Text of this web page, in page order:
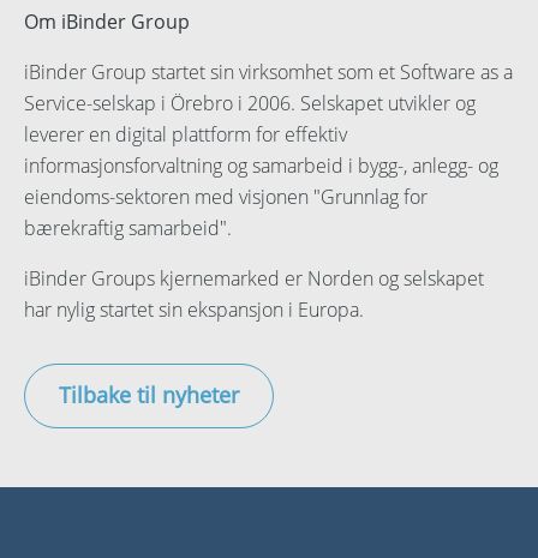
Om iBinder Group
iBinder Group startet sin virksomhet som et Software as a
Service-selskap i Örebro i 2006. Selskapet utvikler og
leverer en digital plattform for effektiv
informasjonsforvaltning og samarbeid i bygg-, anlegg- og
eiendoms-sektoren med visjonen "Grunnlag for
bærekraftig samarbeid".
iBinder Groups kjernemarked er Norden og selskapet
har nylig startet sin ekspansjon i Europa.
Tilbake til nyheter